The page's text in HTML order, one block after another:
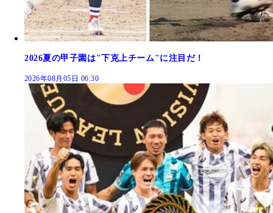
2026夏の甲子園は"下克上チーム"に注目だ！
2026年08月05日 06:30